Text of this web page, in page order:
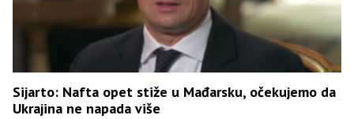
Sijarto: Nafta opet stiže u Mađarsku, očekujemo da
Ukrajina ne napada više